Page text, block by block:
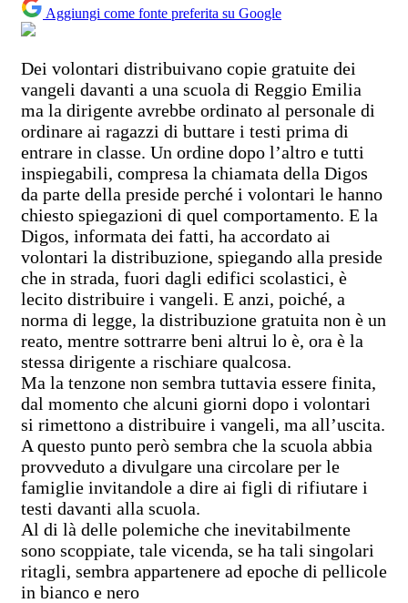
Aggiungi come fonte preferita su Google
Dei volontari distribuivano copie gratuite dei
vangeli davanti a una scuola di Reggio Emilia
ma la dirigente avrebbe ordinato al personale di
ordinare ai ragazzi di buttare i testi prima di
entrare in classe. Un ordine dopo l’altro e tutti
inspiegabili, compresa la chiamata della Digos
da parte della preside perché i volontari le hanno
chiesto spiegazioni di quel comportamento. E la
Digos, informata dei fatti, ha accordato ai
volontari la distribuzione, spiegando alla preside
che in strada, fuori dagli edifici scolastici, è
lecito distribuire i vangeli. E anzi, poiché, a
norma di legge, la distribuzione gratuita non è un
reato, mentre sottrarre beni altrui lo è, ora è la
stessa dirigente a rischiare qualcosa.
Ma la tenzone non sembra tuttavia essere finita,
dal momento che alcuni giorni dopo i volontari
si rimettono a distribuire i vangeli, ma all’uscita.
A questo punto però sembra che la scuola abbia
provveduto a divulgare una circolare per le
famiglie invitandole a dire ai figli di rifiutare i
testi davanti alla scuola.
Al di là delle polemiche che inevitabilmente
sono scoppiate, tale vicenda, se ha tali singolari
ritagli, sembra appartenere ad epoche di pellicole
in bianco e nero